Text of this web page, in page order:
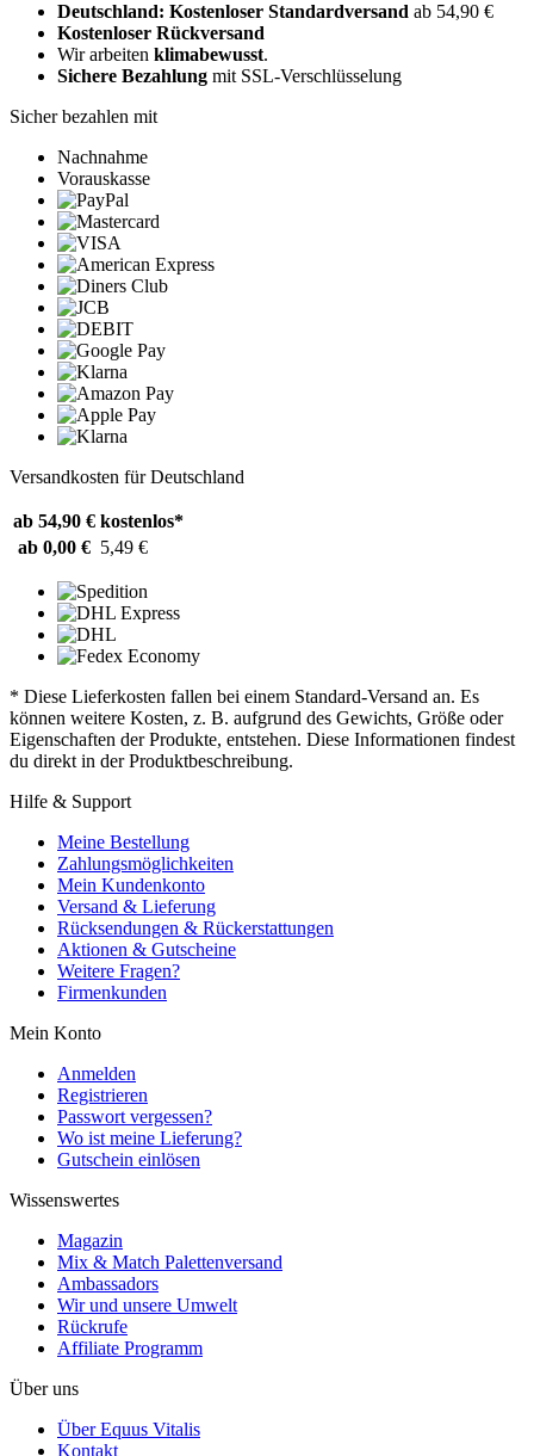
Deutschland: Kostenloser Standardversand ab 54,90 €
Kostenloser Rückversand
Wir arbeiten klimabewusst.
Sichere Bezahlung mit SSL-Verschlüsselung
Sicher bezahlen mit
Nachnahme
Vorauskasse
Versandkosten für Deutschland
ab 54,90 € kostenlos*
ab 0,00 € 5,49 €
* Diese Lieferkosten fallen bei einem Standard-Versand an. Es
können weitere Kosten, z. B. aufgrund des Gewichts, Größe oder
Eigenschaften der Produkte, entstehen. Diese Informationen findest
du direkt in der Produktbeschreibung.
Hilfe & Support
Meine Bestellung
Zahlungsmöglichkeiten
Mein Kundenkonto
Versand & Lieferung
Rücksendungen & Rückerstattungen
Aktionen & Gutscheine
Weitere Fragen?
Firmenkunden
Mein Konto
Anmelden
Registrieren
Passwort vergessen?
Wo ist meine Lieferung?
Gutschein einlösen
Wissenswertes
Magazin
Mix & Match Palettenversand
Ambassadors
Wir und unsere Umwelt
Rückrufe
Affiliate Programm
Über uns
Über Equus Vitalis
Kontakt